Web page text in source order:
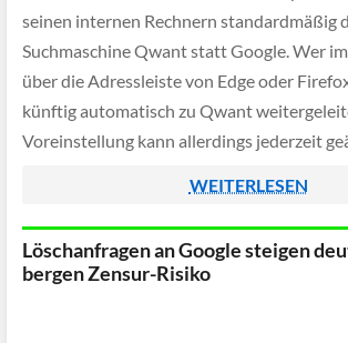
seinen internen Rechnern standardmäßig
Suchmaschine Qwant statt Google. Wer
über die Adressleiste von Edge oder
künftig automatisch zu Qwant
Voreinstellung kann allerdings jederzeit
WEITERLESEN
Löschanfragen an Google steigen
bergen Zensur-Risiko